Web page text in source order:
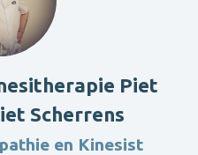
Piet
Scherrens
en Kinesist